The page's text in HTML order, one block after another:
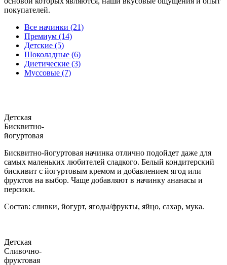
покупателей.
Все начинки (21)
Премиум (14)
Детские (5)
Шоколадные (6)
Диетические (3)
Муссовые (7)
Детская
Бисквитно-
йогуртовая
Бисквитно-йогуртовая начинка отлично подойдет даже для
самых маленьких любителей сладкого. Белый кондитерский
бискивит с йогуртовым кремом и добавлением ягод или
фруктов на выбор. Чаще добавляют в начинку ананасы и
персики.
Состав: сливки, йогурт, ягоды/фрукты, яйцо, сахар, мука.
Детская
Сливочно-
фруктовая